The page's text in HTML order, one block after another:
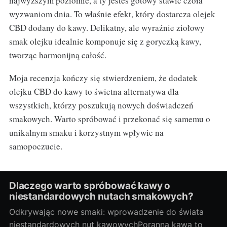
wyzwaniom dnia. To właśnie efekt, który dostarcza olejek
CBD dodany do kawy. Delikatny, ale wyraźnie ziołowy
smak olejku idealnie komponuje się z goryczką kawy,
tworząc harmonijną całość.
Moja recenzja kończy się stwierdzeniem, że dodatek
olejku CBD do kawy to świetna alternatywa dla
wszystkich, którzy poszukują nowych doświadczeń
smakowych. Warto spróbować i przekonać się samemu o
unikalnym smaku i korzystnym wpływie na
samopoczucie.
Dlaczego warto spróbować kawy o
niestandardowych nutach smakowych?
Odkrywając nowe smaki: wprowadzenie do świata
niestandardowych nut kawowychPoranna kawa to